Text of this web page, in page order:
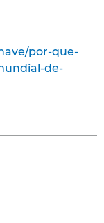
por-que-
de-